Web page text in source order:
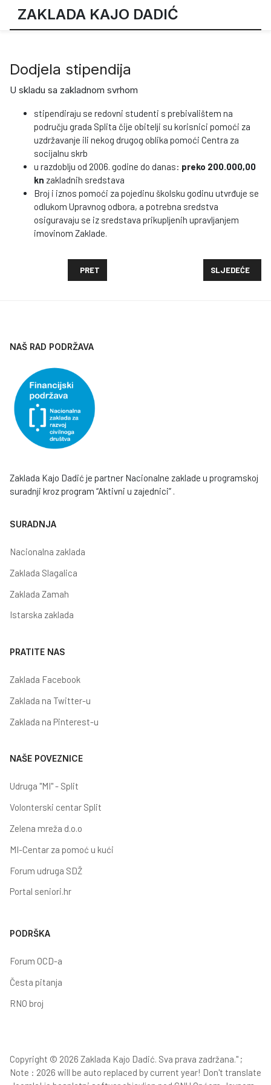
ZAKLADA KAJO DADIĆ
Dodjela stipendija
U skladu sa zakladnom svrhom
stipendiraju se redovni studenti s prebivalištem na
području grada Splita čije obitelji su korisnici pomoći za
uzdržavanje ili nekog drugog oblika pomoći Centra za
socijalnu skrb
u razdoblju od 2006. godine do danas: preko 200.000,00
kn zakladnih sredstava
Broj i iznos pomoći za pojedinu školsku godinu utvrđuje se
odlukom Upravnog odbora, a potrebna sredstva
osiguravaju se iz sredstava prikupljenih upravljanjem
imovinom Zaklade.
PRETHODNI ČLANAK: NATJEČAJ ZA DODJELU 3
PRET SLJEDEĆI
SLJEDEĆE
NAŠ RAD PODRŽAVA
Zaklada Kajo Dadić je partner Nacionalne zaklade u programskoj
suradnji kroz program “Aktivni u zajednici” .
SURADNJA
Nacionalna zaklada
Zaklada Slagalica
Zaklada Zamah
Istarska zaklada
PRATITE NAS
Zaklada Facebook
Zaklada na Twitter-u
Zaklada na Pinterest-u
NAŠE POVEZNICE
Udruga "MI" - Split
Volonterski centar Split
Zelena mreža d.o.o
MI-Centar za pomoć u kući
Forum udruga SDŽ
Portal seniori.hr
PODRŠKA
Forum OCD-a
Česta pitanja
RNO broj
Copyright © 2026 Zaklada Kajo Dadić. Sva prava zadržana." ;
Note : 2026 will be auto replaced by current year! Don't translate